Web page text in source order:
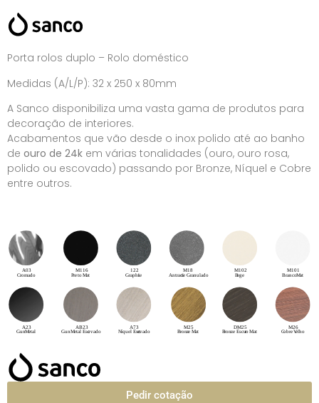
Porta rolos duplo – Rolo doméstico
Medidas (A/L/P): 32 x 250 x 80mm
A Sanco disponibiliza uma vasta gama de produtos para
decoração de interiores.
Acabamentos que vão desde o inox polido até ao banho
de ouro de 24k em várias tonalidades (ouro, ouro rosa,
polido ou escovado) passando por Bronze, Níquel e Cobre
entre outros.
Pedir cotação